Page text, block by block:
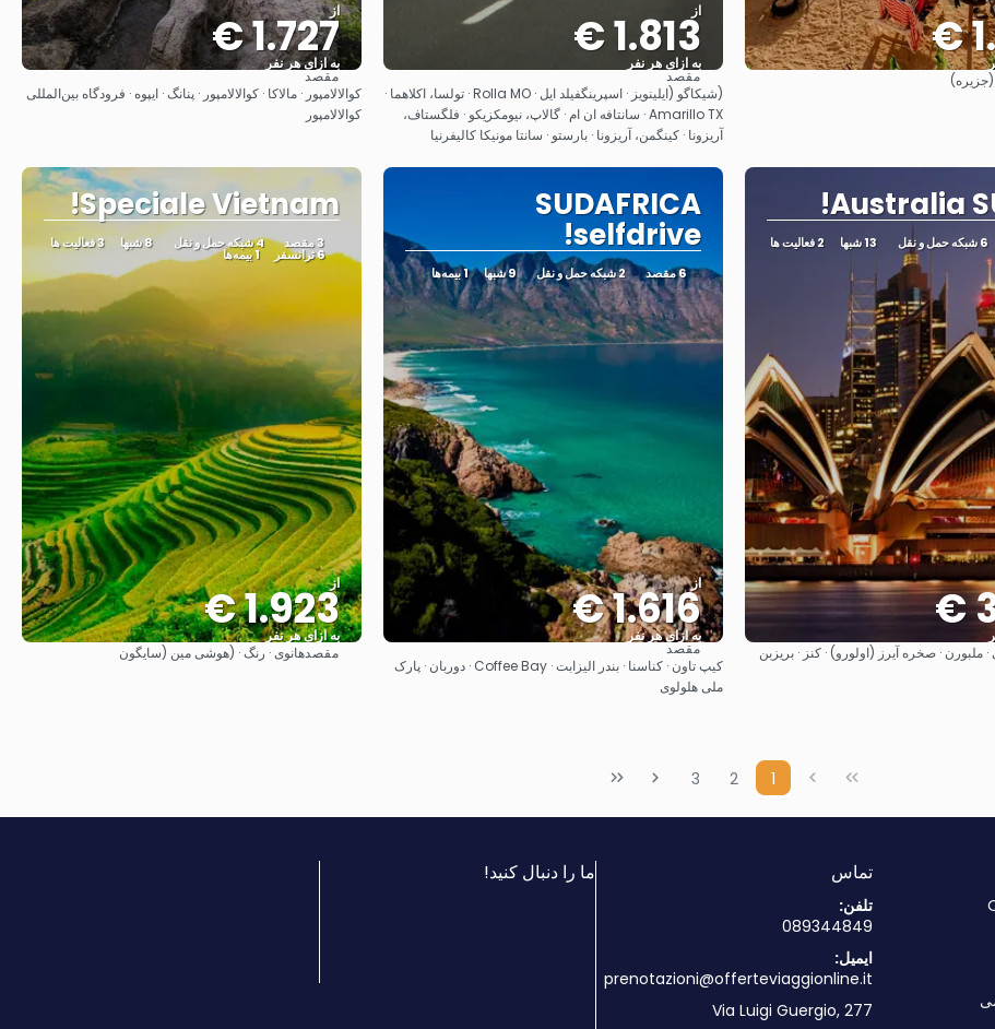
(جزیره)
از1.813 €
به ازای هر نفر
مشاهده
مقصد
(شیکاگو (ایلینویز · اسپرینگفیلد ایل · Rolla MO · تولسا، اکلاهما ·
Amarillo TX · سانتافه ان ام · گالاپ، نیومکزیکو · فلگستاف،
آریزونا · کینگمن، آریزونا · بارستو · سانتا مونیکا کالیفرنیا
از
1.727 €
به ازای هر نفر
مشاهده
مقصد
کوالالامپور · مالاکا · کوالالامپور · پنانگ · ایپوه · فرودگاه بین‌المللی
کوالالامپور
Australia
6 شبکه حمل و نقل 13 شبها 2 فعالیت ها
مشاهده
ملبورن · صخره آیرز (اولورو) · کنز · بریزبن
SUDAFRICA
selfdrive!
6 مقصد 2 شبکه حمل و نقل 9 شبها 1 بیمه‌ها
از
1.616 €
به ازای هر نفر
مشاهده
مقصد
کیپ تاون · کناسنا · بندر الیزابت · Coffee Bay · دوربان · پارک
ملی هلولوی
Speciale Vietnam!
3 مقصد 4 شبکه حمل و نقل 8 شبها 3 فعالیت ها
6 ترانسفر 1 بیمه‌ها
از
1.923 €
به ازای هر نفر
مشاهده
مقصدهانوی · رنگ · (هوشی مین (سایگون
1
2
3
تماس
تلفن:
089344849
ایمیل:
prenotazioni@offerteviaggionline.it
Via Luigi Guergio, 277
ما را دنبال کنید!